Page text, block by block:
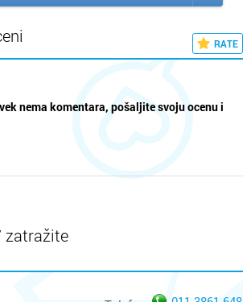
RATE
nema komentara, pošaljite svoju ocenu i
zatražite